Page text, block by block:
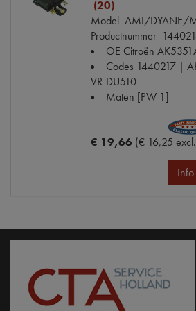
(20)
Model AMI/DYANE/
Productnummer
OE Citroën
Codes 1440217 |
VR-DU510
Maten [PW 1]
€ 19,66 (€ 16,25
Info